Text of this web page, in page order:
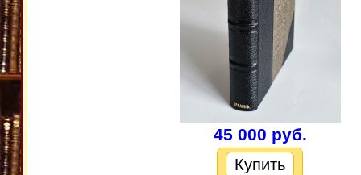
45 000 руб.
Купить